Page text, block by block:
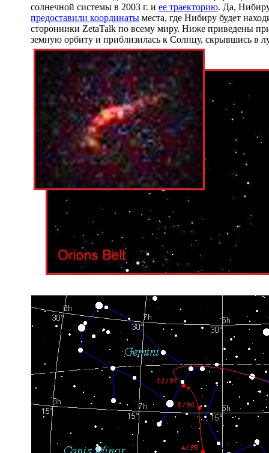
солнечной системы в 2003 г. и ее траекторию. Да,
предоставили координаты места, где Нибиру будет
сторонники ZetaTalk по всему миру. Ниже приведены
земную орбиту и приблизилась к Солнцу, скрывшись в